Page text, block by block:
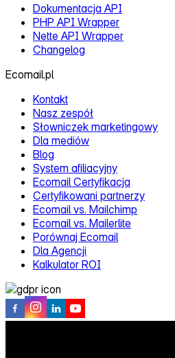
Dokumentacja API
PHP API Wrapper
Nette API Wrapper
Changelog
Ecomail.pl
Kontakt
Nasz zespół
Słowniczek marketingowy
Dla mediów
Blog
System afiliacyjny
Ecomail Certyfikacja
Certyfikowani partnerzy
Ecomail vs. Mailchimp
Ecomail vs. Mailerlite
Porównaj Ecomail
Dla Agencji
Kalkulator ROI